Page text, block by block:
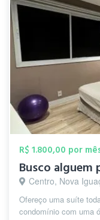
R$ 1.800,00 por
Centro, Nova
Ofereço uma suíte
condomínio com uma